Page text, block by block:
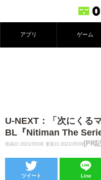
アプリ ゲーム
U-NEXT：「次にくる
BL『Nitiman The
投稿日:2021/05/08 更新日:2021/05/08 [PR
ツイート Line